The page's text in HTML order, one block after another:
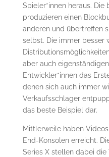
Spieler*innen heraus. Die
produzieren einen
anderen und übertreffen
selbst. Die immer besser
aber auch
Entwickler*innen das
denen sich auch immer
Verkaufsschlager
das beste Beispiel dar.
Mittlerweile haben
End-Konsolen erreicht.
Series X stellen dabei